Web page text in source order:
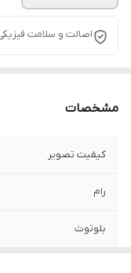
اصالت و سلامت فیزیکی کالا و7 روز
مشخصات
کیفیت تصویر
رام
بلوتوث